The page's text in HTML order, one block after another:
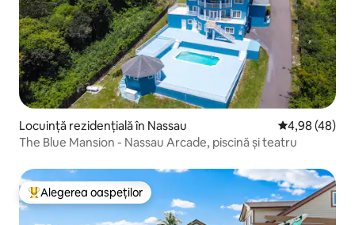
Locuință rezidențială în Nassau Scor mediu
4,98 (48)
The Blue Mansion - Nassau Arcade, piscină și teatru
Locuință din topul categoriei Alegerea oaspeților
Alegerea oaspeților